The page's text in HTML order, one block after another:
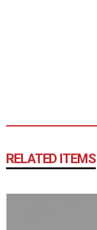
RELATED ITEMS